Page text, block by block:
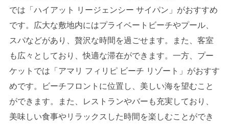
では「ハイアット リージェンシー サイパン」がおすすめ
です。広大な敷地内にはプライベートビーチやプール、
スパなどがあり、贅沢な時間を過ごせます。また、客室
も広々としており、快適な滞在ができます。一方、プー
ケットでは「アマリ フィリピ ビーチ リゾート」がおすす
めです。ビーチフロントに位置し、美しい海を望むこと
ができます。また、レストランやバーも充実しており、
美味しい食事やリラックスした時間を楽しむことができ